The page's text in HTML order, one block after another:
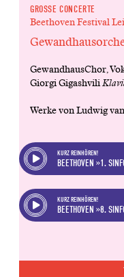
GROSSE CONCERTE
Beethoven Festival
GewandhausChor,
Giorgi Gigashvili
Werke von Ludwig
KURZ REINHÖREN!
BEETHOVEN »1.
KURZ REINHÖREN!
BEETHOVEN »8.